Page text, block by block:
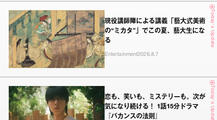
Today's Update
現役講師陣による講義「藝大式美術
の“ミカタ”」でこの夏、藝大生にな
る
Entertainment2026.8.7
Today's Update
恋も、笑いも、ミステリーも。次が
気になり続ける！ 1話15分ドラマ
『バカンスの法則』